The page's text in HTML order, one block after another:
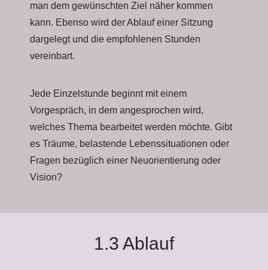
man dem gewünschten Ziel näher kommen
kann. Ebenso wird der Ablauf einer Sitzung
dargelegt und die empfohlenen Stunden
vereinbart.
Jede Einzelstunde beginnt mit einem
Vorgespräch, in dem angesprochen wird,
welches Thema bearbeitet werden möchte. Gibt
es Träume, belastende Lebenssituationen oder
Fragen bezüglich einer Neuorientierung oder
Vision?
1.3 Ablauf